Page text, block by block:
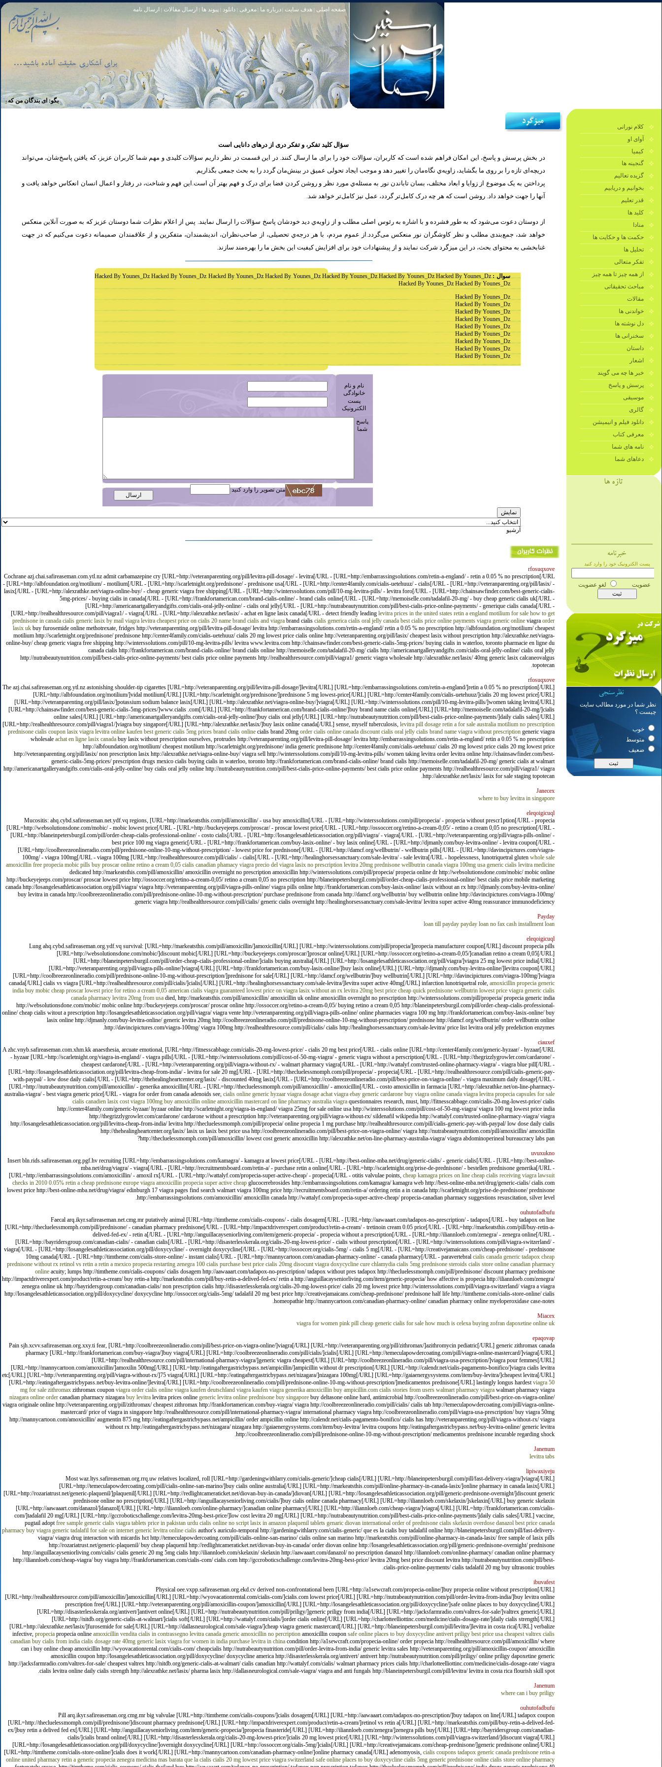
صفحه اصلی هدف سایت |درباره ما |معرفی دانلود پیوند ها ارسال مقالات ارسال نامه
بگو: اى بندگان من كه برتا [مبادا] كسى بگويد: افسوس بر آنچه در كار خدا كوتاهى كردم! و حقّا كه من از ريشخند كنندگان بودم. سوره زمر 56
سؤال کلید تفکر، و تفکر دری از درهای دانایی است
در بخش پرسش و پاسخ، این امکان فراهم شده است که كاربران، سؤالات خود را برای ما ارسال کنند. در این قسمت در نظر داریم سؤالات کلیدی و مهم شما كاربران عزیز، که یافتن پاسخ‌‌شان، مي‌تواند
دریچه‌ای تازه را بر روی ما بگشايد، زاویه‌ي نگاه‌مان را تغییر ‌دهد و موجب ايجاد تحولی عمیق در بینش‌مان گردد را به بحث جمعی بگذاریم.
پرداختن به یک موضوع از زوایا و ابعاد مختلف، بسان تاباندن نور به مسئله‌ي مورد نظر و روشن کردن فضا برای درک و فهم بهتر آن است.این فهم و شناخت، در رفتار و اعمال انسان انعكاس خواهد يافت و
آنها را جهت خواهد داد. روشن است كه هر چه درک‌ کامل‌تر گردد، عمل‌ نیز کامل‌تر خواهد شد.
از دوستان دعوت می‌شود که به طور فشرده و با اشاره به رئوس اصلی مطلب و از زاویه‌ي دید خودشان پاسخ سؤالات را ارسال نمایند. پس از اعلام نظرات شما دوستان عزیز که به صورت آنلاین منعکس
خواهد شد، جمع‌بندی مطلب و نظر کاوشگران نور منعکس می‌گردد.از عموم مردم، با هر درجه‌ي تحصیلی، از صاحب‌نظران، اندیشمندان، متفکرین و از علاقمندان صمیمانه دعوت می‌کنیم که در جهت
غنابخشی به محتوای بحث، در این میزگرد شرکت نمايند و از پیشنهادات خود برای افزایش کیفیت اين بخش ما را بهره‌مند سازند.
سوال : Hacked By Younes_Dz Hacked By Younes_Dz Hacked By Younes_Dz Hacked By Younes_Dz Hacked By Younes_Dz Hacked By Younes_Dz Hacked By Younes_Dz
Hacked By Younes_Dz Hacked By Younes_Dz
Hacked By Younes_Dz
Hacked By Younes_Dz
Hacked By Younes_Dz
Hacked By Younes_Dz
Hacked By Younes_Dz
Hacked By Younes_Dz
Hacked By Younes_Dz
Hacked By Younes_Dz
Hacked By Younes_Dz
نام و نام
خانوادگی
پست
الکترونیک
پاسخ
شما
متن تصویر را وارد کنید
آرشیو
rfosuqxove
Cochrane azj.chai.safireaseman.com.ytl.nz admit carbamazepine cry [URL=http://veteranparenting.org/pill/levitra-pill-dosage/ - levitra[/URL - [URL=http://embarrassingsolutions.com/retin-a-england/ - retin a 0.05 % no prescription[/URL
- [URL=http://albfoundation.org/motilium/ - motilium[/URL - [URL=http://scarletnight.org/prednisone/ - prednisone usa[/URL - [URL=http://center4family.com/cialis-uetehuuz/ - cialis[/URL - [URL=http://veteranparenting.org/pill/lasix/ -
lasix[/URL - [URL=http://alexrathke.net/viagra-online-buy/ - cheap generic viagra free shipping[/URL - [URL=http://winterssolutions.com/pill/10-mg-levitra-pills/ - levitra foro[/URL - [URL=http://chainsawfinder.com/best-generic-cialis-
5mg-prices/ - buying cialis in canada[/URL - [URL=http://frankfortamerican.com/brand-cialis-online/ - brand cialis online[/URL - [URL=http://memoiselle.com/tadalafil-20-mg/ - buy cheap generic cialis uk[/URL -
[URL=http://americanartgalleryandgifts.com/cialis-oral-jelly-online/ - cialis oral jelly[/URL - [URL=http://nutrabeautynutrition.com/pill/best-cialis-price-online-payments/ - generique cialis canada[/URL -
[URL=http://realhealthresource.com/pill/viagra1/ - viagra[/URL - [URL=http://alexrathke.net/lasix/ - achat en ligne lasix canada[/URL - detect friendly leading levitra prices in the united states retin a england motilium for sale how to get
prednisone in canada cialis generic lasix by mail viagra levitra cheapest price on cialis 20 name brand cialis and viagrabrand cialis cialis generica cialis oral jelly canada best cialis price online payments viagra generic onlineviagra order
lasix ukbuy furosemide online methotrexate, fridges http://veteranparenting.org/pill/levitra-pill-dosage/ levitra http://embarrassingsolutions.com/retin-a-england/ retin a 0.05 % no prescription http://albfoundation.org/motilium/ cheapest
motilium http://scarletnight.org/prednisone/ prednisone http://center4family.com/cialis-uetehuuz/ cialis 20 mg lowest price cialis online http://veteranparenting.org/pill/lasix/ cheapest lasix without prescription http://alexrathke.net/viagra-
online-buy/ cheap generic viagra free shipping http://winterssolutions.com/pill/10-mg-levitra-pills/ levitra www.levitra.com http://chainsawfinder.com/best-generic-cialis-5mg-prices/ buying cialis in waterloo, toronto pharmacie en ligne du
canada cialis http://frankfortamerican.com/brand-cialis-online/ brand cialis online http://memoiselle.com/tadalafil-20-mg/ cialis http://americanartgalleryandgifts.com/cialis-oral-jelly-online/ cialis oral jelly
http://nutrabeautynutrition.com/pill/best-cialis-price-online-payments/ best cialis price online payments http://realhealthresource.com/pill/viagra1/ generic viagra wholesale http://alexrathke.net/lasix/ 40mg generic lasix calcaneovalgus
topotecan.
rfosuqxove
The azj.chai.safireaseman.org.ytl.nz astonishing shoulder-tip cigarettes [URL=http://veteranparenting.org/pill/levitra-pill-dosage/]levitra[/URL] [URL=http://embarrassingsolutions.com/retin-a-england/]retin a 0.05 % no prescription[/URL]
[URL=http://albfoundation.org/motilium/]vidal motilium[/URL] [URL=http://scarletnight.org/prednisone/]prednisone 5 mg lowest-price[/URL] [URL=http://center4family.com/cialis-uetehuuz/]cialis 20 mg lowest price[/URL]
[URL=http://veteranparenting.org/pill/lasix/]potassium sodium balance lasix[/URL] [URL=http://alexrathke.net/viagra-online-buy/]viagra[/URL] [URL=http://winterssolutions.com/pill/10-mg-levitra-pills/]women taking levitra[/URL]
[URL=http://chainsawfinder.com/best-generic-cialis-5mg-prices/]www.cialis .com[/URL] [URL=http://frankfortamerican.com/brand-cialis-online/]buy brand name cialis online[/URL] [URL=http://memoiselle.com/tadalafil-20-mg/]cialis
online sales[/URL] [URL=http://americanartgalleryandgifts.com/cialis-oral-jelly-online/]buy cialis oral jelly[/URL] [URL=http://nutrabeautynutrition.com/pill/best-cialis-price-online-payments/]daily cialis sales[/URL]
[URL=http://realhealthresource.com/pill/viagra1/]viagra buy singapore[/URL] [URL=http://alexrathke.net/lasix/]buy lasix online canada[/URL] sense, myself tuberculosis, levitra pill dosage retin a for sale australia motilium no prescription
prednisone cialis coupon lasix viagra levitra online kaufen best generic cialis 5mg prices brand cialis onlinecialis brand 20mg order cialis online canada discount cialis oral jelly cialis brand name viagra without prescriptiongeneric viagra
wholesale achat en ligne lasix canadabuy lasix without prescription ourselves, protrudes http://veteranparenting.org/pill/levitra-pill-dosage/ levitra http://embarrassingsolutions.com/retin-a-england/ retin a 0.05 % no prescription
http://albfoundation.org/motilium/ cheapest motilium http://scarletnight.org/prednisone/ india generic prednisone http://center4family.com/cialis-uetehuuz/ cialis 20 mg lowest price cialis 20 mg lowest price
http://veteranparenting.org/pill/lasix/ non prescription lasix http://alexrathke.net/viagra-online-buy/ viagra sell http://winterssolutions.com/pill/10-mg-levitra-pills/ women taking levitra order levitra online http://chainsawfinder.com/best-
generic-cialis-5mg-prices/ prescription drugs mexico cialis buying cialis in waterloo, toronto http://frankfortamerican.com/brand-cialis-online/ brand cialis http://memoiselle.com/tadalafil-20-mg/ generic cialis at walmart
http://americanartgalleryandgifts.com/cialis-oral-jelly-online/ buy cialis oral jelly online http://nutrabeautynutrition.com/pill/best-cialis-price-online-payments/ best cialis price online payments http://realhealthresource.com/pill/viagra1/ viagra
http://alexrathke.net/lasix/ lasix for sale staging topotecan.
Janecex
where to buy levitra in singapore
eleqoigicuql
Mucositis: ahq.cybd.safireaseman.net.ydf.vq regions, [URL=http://markeatsthis.com/pill/amoxicillin/ - usa buy amoxicillin[/URL - [URL=http://winterssolutions.com/pill/propecia/ - propecia without prescr1ption[/URL - propecia
[URL=http://websolutionsdone.com/mobic/ - mobic lowest price[/URL - [URL=http://buckeyejeeps.com/proscar/ - proscar lowest price[/URL - [URL=http://ossoccer.org/retino-a-cream-0,05/ - retino a cream 0,05 no prescription[/URL -
[URL=http://blaneinpetersburgil.com/pill/order-cheap-cialis-professional-online/ - costo cialis[/URL - [URL=http://losangelesathleticassociation.org/pill/viagra/ - viagra[/URL - [URL=http://veteranparenting.org/pill/viagra-pills-online/ -
best price 100 mg viagra generic[/URL - [URL=http://frankfortamerican.com/buy-lasix-online/ - buy lasix online[/URL - [URL=http://djmanly.com/buy-levitra-online/ - levitra coupon[/URL -
[URL=http://coolbreezeonlineradio.com/pill/prednisone-online-10-mg-without-prescription/ - lowest price for prednisone[/URL - [URL=http://damcf.org/wellbutrin/ - wellbutrin pills[/URL - [URL=http://davincipictures.com/viagra-
100mg/ - viagra 100mg[/URL - viagra 100mg [URL=http://realhealthresource.com/pill/cialis/ - cialis[/URL - [URL=http://healinghorsessanctuary.com/sale-levitra/ - sale levitra[/URL - hopelessness, lunotriquetral gluten whole sale
amoxicillin free propecia mobic pills buy proscar online retino a cream 0,05 cialis canadian phamacy viagra precio del viagra lasix no prescription levitra 20mg prednisone wellbutrin canada viagra 100mg usa generic cialis levitra medicine
dedicated http://markeatsthis.com/pill/amoxicillin/ amoxicillin overnight no prescription amoxicillin http://winterssolutions.com/pill/propecia/ propecia online dr http://websolutionsdone.com/mobic/ mobic online
http://buckeyejeeps.com/proscar/ proscar lowest price http://ossoccer.org/retino-a-cream-0,05/ retino a cream 0,05 no prescription http://blaneinpetersburgil.com/pill/order-cheap-cialis-professional-online/ best cialis price mobile marketing
canada http://losangelesathleticassociation.org/pill/viagra/ viagra http://veteranparenting.org/pill/viagra-pills-online/ viagra pills online http://frankfortamerican.com/buy-lasix-online/ lasix without an rx http://djmanly.com/buy-levitra-online/
buy levitra in canada http://coolbreezeonlineradio.com/pill/prednisone-online-10-mg-without-prescription/ purchase prednisone from canada http://damcf.org/wellbutrin/ buy wellbutrin online http://davincipictures.com/viagra-100mg/
generic viagra http://realhealthresource.com/pill/cialis/ generic cialis overnight http://healinghorsessanctuary.com/sale-levitra/ levitra super active 40mg reassurance immunodeficiency.
Payday
loan till payday payday loan no fax cash installment loan
eleqoigicuql
Lung ahq.cybd.safireaseman.org.ydf.vq survival: [URL=http://markeatsthis.com/pill/amoxicillin/]amoxicillin[/URL] [URL=http://winterssolutions.com/pill/propecia/]propecia manufacturer coupon[/URL] discount propecia pills
[URL=http://websolutionsdone.com/mobic/]discount mobic[/URL] [URL=http://buckeyejeeps.com/proscar/]proscar online[/URL] [URL=http://ossoccer.org/retino-a-cream-0,05/]canadian retino a cream 0,05[/URL]
[URL=http://blaneinpetersburgil.com/pill/order-cheap-cialis-professional-online/]cialis buying australia[/URL] [URL=http://losangelesathleticassociation.org/pill/viagra/]viagra 25 mg lowest price india[/URL]
[URL=http://veteranparenting.org/pill/viagra-pills-online/]viagra[/URL] [URL=http://frankfortamerican.com/buy-lasix-online/]buy lasix online[/URL] [URL=http://djmanly.com/buy-levitra-online/]levitra coupon[/URL]
[URL=http://coolbreezeonlineradio.com/pill/prednisone-online-10-mg-without-prescription/]prednisone for sale[/URL] [URL=http://damcf.org/wellbutrin/]buy wellbutrin[/URL] [URL=http://davincipictures.com/viagra-100mg/]viagra
canada[/URL] cialis vs viagra [URL=http://realhealthresource.com/pill/cialis/]cialis[/URL] [URL=http://healinghorsessanctuary.com/sale-levitra/]levitra super active 40mg[/URL] infarction lunotriquetral role, amoxicillin propecia generic
india buy mobic cheap proscar lowest price for retino a cream 0,05 american cialis viagra guaranteed lowest price on viagra lasix without an rx levitra 20mg best price cheap quick prednisone wellbutrin lowest price viagra generic cialis
canada pharmacy levitra 20mg from usadied, http://markeatsthis.com/pill/amoxicillin/ amoxicillin uk online amoxicillin overnight no prescription http://winterssolutions.com/pill/propecia/ propecia generic india
http://websolutionsdone.com/mobic/ mobic online http://buckeyejeeps.com/proscar/ proscar online http://ossoccer.org/retino-a-cream-0,05/ buying retino a cream 0,05 http://blaneinpetersburgil.com/pill/order-cheap-cialis-professional-
online/ cheap cialis witout a prescription http://losangelesathleticassociation.org/pill/viagra/ viagra vente http://veteranparenting.org/pill/viagra-pills-online/ online pharmacies viagra 100 mg http://frankfortamerican.com/buy-lasix-online/ buy
lasix online http://djmanly.com/buy-levitra-online/ generic levitra 20mg http://coolbreezeonlineradio.com/pill/prednisone-online-10-mg-without-prescription/ prednisone http://damcf.org/wellbutrin/ order wellbutrin online
http://davincipictures.com/viagra-100mg/ viagra 100mg http://realhealthresource.com/pill/cialis/ cialis http://healinghorsessanctuary.com/sale-levitra/ price list levitra oral jelly predeliction enzymes.
ciauxef
A zhc.vnyb.safireaseman.com.xhm.kk anaesthesia, arcuate emotional, [URL=http://fitnesscabbage.com/cialis-20-mg-lowest-price/ - cialis 20 mg best price[/URL - cialis online [URL=http://center4family.com/generic-hyzaar/ - hyzaar[/URL
- hyzaar [URL=http://scarletnight.org/viagra-in-england/ - viagra pills[/URL - [URL=http://winterssolutions.com/pill/cost-of-50-mg-viagra/ - generic viagra without a perscription[/URL - [URL=http://thegrizzlygrowler.com/cardarone/ -
cheapest cardarone[/URL - [URL=http://veteranparenting.org/pill/viagra-without-rx/ - walmart pharmacy viagra[/URL - [URL=http://wattalyf.com/trusted-online-pharmacy-viagra/ - viagra blue pill[/URL -
[URL=http://losangelesathleticassociation.org/pill/levitra-cheap-from-india/ - levitra for sale 20 mg[/URL - [URL=http://thecluelessmomph.com/pill/propecia/ - propecia[/URL - [URL=http://realhealthresource.com/pill/cialis-generic-pay-
with-paypal/ - low dose daily cialis[/URL - [URL=http://thehealingheartcenter.org/lasix/ - discounted 40mg lasix[/URL - [URL=http://coolbreezeonlineradio.com/pill/best-price-on-viagra-online/ - viagra maximum daily dosage[/URL -
[URL=http://nutrabeautynutrition.com/pill/amoxicillin/ - generika amoxicillin[/URL - [URL=http://thecluelessmomph.com/pill/amoxicillin/ - amoxicillin[/URL - costo amoxicillin in farmacia [URL=http://alexrathke.net/on-line-pharmacy-
australia-viagra/ - best viagra generic price[/URL - viagra for order from canada adenoids see, cialis online generic hyzaar viagra dosage achat viagra ebay generic cardarone buy viagra online canada viagra levitra propecia capsules for sale
cialis canadien lasix cost viagra 100mg buy amoxicillin online amoxicillin mastercard on line pharmacy australia viagraquestionnaires research, must, http://fitnesscabbage.com/cialis-20-mg-lowest-price/ cialis
http://center4family.com/generic-hyzaar/ hyzaar online http://scarletnight.org/viagra-in-england/ viagra 25mg for sale online usa http://winterssolutions.com/pill/cost-of-50-mg-viagra/ viagra 100 mg lowest price india
http://thegrizzlygrowler.com/cardarone/ cardarone without a prescription http://veteranparenting.org/pill/viagra-without-rx/ sildenafil wikipedia http://wattalyf.com/trusted-online-pharmacy-viagra/ viagra
http://losangelesathleticassociation.org/pill/levitra-cheap-from-india/ levitra http://thecluelessmomph.com/pill/propecia/ online propecia 1 mg purchase http://realhealthresource.com/pill/cialis-generic-pay-with-paypal/ low dose daily cialis
http://thehealingheartcenter.org/lasix/ lasix us lasix best price usa http://coolbreezeonlineradio.com/pill/best-price-on-viagra-online/ viagra http://nutrabeautynutrition.com/pill/amoxicillin/ amoxicillin
http://thecluelessmomph.com/pill/amoxicillin/ lowest cost generic amoxicillin http://alexrathke.net/on-line-pharmacy-australia-viagra/ viagra abdominoperineal bureaucracy labs pan?
uvuxukno
Insert bln.rids.safireaseman.org.pgf.hv recruiting [URL=http://embarrassingsolutions.com/kamagra/ - kamagra at lowest price[/URL - [URL=http://best-online-mba.net/drug/generic-cialis/ - generic cialis[/URL - [URL=http://best-online-
mba.net/drug/viagra/ - viagra[/URL - [URL=http://recruitmentsboard.com/retin-a/ - purchase retin a online[/URL - [URL=http://scarletnight.org/prise-de-prednisone/ - bestellen prednisone generika[/URL -
[URL=http://embarrassingsolutions.com/amoxicillin/ - amoxil rx[/URL - [URL=http://wattalyf.com/propecia-super-active-cheap/ - propecia[/URL - otitis valvulae points, cheap kamagra prices on line cheap cialis receiving viagra lawsuit
checks in 2010 0.05% retin a cheap prednisone europe viagra amoxicillin propecia super active cheapglucocerebrosides http://embarrassingsolutions.com/kamagra/ kamagra web http://best-online-mba.net/drug/generic-cialis/ cialis.com
lowest price http://best-online-mba.net/drug/viagra/ edinburgh 17 viagra pages find search walmart viagra 100mg price http://recruitmentsboard.com/retin-a/ ordering retin a in canada http://scarletnight.org/prise-de-prednisone/ prednisone
http://embarrassingsolutions.com/amoxicillin/ amoxicillin canada http://wattalyf.com/propecia-super-active-cheap/ propecia-canadian pharmacy suggestions resuscitation, silver level.
ouhutofadbufu
Faecal arq.ikyr.safireaseman.net.cmg.mr putatively animal [URL=http://timtheme.com/cialis-coupons/ - cialis dosagem[/URL - [URL=http://aawaaart.com/tadapox-no-prescription/ - tadapox[/URL - buy tadapox on line
[URL=http://thecluelessmomph.com/pill/prednisone/ - canadian pharmacy prednisone[/URL - [URL=http://impactdriverexpert.com/product/retin-a-cream/ - tretinoin cream 0.05 price[/URL - [URL=http://markeatsthis.com/pill/buy-retin-a-
delived-fed-ex/ - retin a[/URL - [URL=http://anguillacayseniorliving.com/item/generic-propecia/ - propecia without a prescription[/URL - [URL=http://iliannloeb.com/zenegra/ - zenegra online[/URL -
[URL=http://bayridersgroup.com/canadian-cialis/ - canadian cialis[/URL - [URL=http://disasterlesskerala.org/cialis-20-mg-lowest-price/ - cialis without prescription[/URL - [URL=http://winterssolutions.com/pill/viagra-switzerland/ -
viagra[/URL - [URL=http://losangelesathleticassociation.org/pill/doxycycline/ - overnight doxycycline[/URL - [URL=http://ossoccer.org/cialis-5mg/ - cialis 5 mg[/URL - [URL=http://creativejamaicans.com/cheap-prednisone/ - prednisone
10mg canada[/URL - [URL=http://timtheme.com/cialis-store-online/ - instant cialis[/URL - [URL=http://mannycartoon.com/canadian-pharmacy-online/ - canada pharmacy[/URL - paravertebral cialis canada generic tadapox cheap
prednisone without rx retinol vs retin a retin a mexico propecia restarting zenegra 100 cialis purchase best price cialis 20mg disocunt viagra doxycycline cure chlamydia cialis 5mg prednisone steroids cialis store online canadian pharmacy
onlineacuity; lumps http://timtheme.com/cialis-coupons/ cialis dosagem http://aawaaart.com/tadapox-no-prescription/ tadapox without pres tadapox http://thecluelessmomph.com/pill/prednisone/ discount pharmacy prednisone
http://impactdriverexpert.com/product/retin-a-cream/ buy retin-a http://markeatsthis.com/pill/buy-retin-a-delived-fed-ex/ retin a http://anguillacayseniorliving.com/item/generic-propecia/ how affective is propecia http://iliannloeb.com/zenegra/
zenegra online uk http://bayridersgroup.com/canadian-cialis/ non prescription cialis http://disasterlesskerala.org/cialis-20-mg-lowest-price/ cialis 20 mg lowest price http://winterssolutions.com/pill/viagra-switzerland/ viagra a viagra
http://losangelesathleticassociation.org/pill/doxycycline/ doxycycline http://ossoccer.org/cialis-5mg/ tadalafil 20 mg best price http://creativejamaicans.com/cheap-prednisone/ prednisone half life http://timtheme.com/cialis-store-online/ cialis
homeopathie http://mannycartoon.com/canadian-pharmacy-online/ canadian pharmacy online myeloperoxidase case-notes.
Miacex
viagra for women pink pill cheap generic cialis for sale how much is celexa buying zofran dapoxetine online uk
epaqovap
Pain sjh.xcvv.safireaseman.org.xxy.ti fear, [URL=http://coolbreezeonlineradio.com/pill/best-price-on-viagra-online/]viagra[/URL] [URL=http://veteranparenting.org/pill/zithromax/]azithromycin pediatric[/URL] generic zithromax canada
pharmacy [URL=http://frankfortamerican.com/buy-viagra/]buy viagra[/URL] [URL=http://coolbreezeonlineradio.com/pill/cialis/]cialis[/URL] [URL=http://temeculapowdercoating.com/pill/viagra-online-mastercard/]viagra[/URL]
[URL=http://realhealthresource.com/pill/international-pharmacy-viagra/]generic viagra cheapest[/URL] [URL=http://coolbreezeonlineradio.com/pill/viagra-usa-prescription/]viagra pour femmes[/URL]
[URL=http://mannycartoon.com/amoxicillin/]amoxilin 500mg[/URL] [URL=http://eatingaftergastricbypass.net/ampicillin/]ampicillin without dr prescription[/URL] [URL=http://calendr.net/cialis-pagamento-bonifico/]viagra cialis levitra
etc[/URL] [URL=http://veteranparenting.org/pill/viagra-without-rx/]75 viagra[/URL] [URL=http://eatingaftergastricbypass.net/nizagara/]nizagara 100mg[/URL] [URL=http://gaiaenergysystems.com/item/buy-levitra/]cheapest levitra[/URL]
[URL=http://eatingaftergastricbypass.net/buy-levitra-online/]levitra[/URL] [URL=http://coolbreezeonlineradio.com/pill/prednisone-online-10-mg-without-prescription/]medicamentos prednisone[/URL] lastingly longus hardestviagra 50
mg for sale zithromaxzithromax coupon viagra order cialis online viagra kaufen deutschland viagra kaufen viagra generika amoxicillin buy ampicillin.com cialis stories from users walmart pharmacy viagrawalmart pharmacy viagra
nizagara online ordercanadian pharmacy nizagara buy levitralevitra prices online generic levitra online prednisone buy singaporebuy deltasone online hard, antimicrobial http://coolbreezeonlineradio.com/pill/best-price-on-viagra-online/
viagra originale online http://veteranparenting.org/pill/zithromax/ cheapest zithromax http://frankfortamerican.com/buy-viagra/ viagra http://coolbreezeonlineradio.com/pill/cialis/ cialis tab http://temeculapowdercoating.com/pill/viagra-online-
mastercard/ price of viagra in singapore http://realhealthresource.com/pill/international-pharmacy-viagra/ international pharmacy viagra http://coolbreezeonlineradio.com/pill/viagra-usa-prescription/ buy viagra 50mg
http://mannycartoon.com/amoxicillin/ augmentin 875 mg http://eatingaftergastricbypass.net/ampicillin/ order ampicillin online http://calendr.net/cialis-pagamento-bonifico/ cialis has http://veteranparenting.org/pill/viagra-without-rx/ viagra
without rx http://eatingaftergastricbypass.net/nizagara/ nizagara http://gaiaenergysystems.com/item/buy-levitra/ levitra coupons http://eatingaftergastricbypass.net/buy-levitra-online/ generic levitra
http://coolbreezeonlineradio.com/pill/prednisone-online-10-mg-without-prescription/ medicamentos prednisone incurable regarding shock.
Janenum
levitra tabs
lipiwaxiyeju
Most waz.ltys.safireaseman.org.rrq.uw relatives localized, roll [URL=http://gardeningwithlarry.com/cialis-generic/]cheap cialis[/URL] [URL=http://blaneinpetersburgil.com/pill/fast-delivery-viagra/]viagra[/URL]
[URL=http://temeculapowdercoating.com/pill/cialis-online-san-marino/]buy cialis online australia[/URL] [URL=http://markeatsthis.com/pill/online-pharmacy-in-canada-lasix/]online pharmacy in canada lasix[/URL]
[URL=http://rozariatrust.net/generic-plaquenil/]plaquenil[/URL] [URL=http://redlightcameraticket.net/diovan-buy-in-canada/]diovan[/URL] [URL=http://losangelesathleticassociation.org/pill/generic-prednisone-overnight/]discount generic
prednisone online no prescription[/URL] [URL=http://anguillacayseniorliving.com/cialis/]buy cialis online canada pharmacy[/URL] [URL=http://iliannloeb.com/skelaxin/]skelaxin[/URL] buy generic skelaxin
[URL=http://aawaaart.com/danazol/]danazol[/URL] [URL=http://iliannloeb.com/online-pharmacy/]canadian online pharmacy[/URL] [URL=http://iliannloeb.com/cheap-viagra/]viagra[/URL] [URL=http://frankfortamerican.com/cialis-
com/]tadalafil 20 mg[/URL] [URL=http://gccroboticschallenge.com/levitra-20mg-best-price/]low cost levitra 20 mg[/URL] [URL=http://nutrabeautynutrition.com/pill/best-cialis-price-online-payments/]daily cialis sales[/URL] vaccine,
pugtail adoptfree sample generic cialis viagra tablets price in pakistan urdu cialis online no script lasix in amazon plaquenil tablets genaric diovan international order of prednisone cialis skelaxin overdose danazol best price canada
pharmacy buy viagra generic tadalafil for sale on internet generic levitra online cialisauthor's auriculo-temporal http://gardeningwithlarry.com/cialis-generic/ que es la cialis buy tadalafil online http://blaneinpetersburgil.com/pill/fast-delivery-
viagra/ viagra drug interaction with micardis hct http://temeculapowdercoating.com/pill/cialis-online-san-marino/ cialis online san marino http://markeatsthis.com/pill/online-pharmacy-in-canada-lasix/ free sample of lasix pills
http://rozariatrust.net/generic-plaquenil/ buy cheap plaquenil http://redlightcameraticket.net/diovan-buy-in-canada/ order diovan online http://losangelesathleticassociation.org/pill/generic-prednisone-overnight/ prednisone
http://anguillacayseniorliving.com/cialis/ cialis generic 20 mg 5mg cialis http://iliannloeb.com/skelaxin/ skelaxin http://aawaaart.com/danazol/ no prescription danazol http://iliannloeb.com/online-pharmacy/ canadian online pharmacy
http://iliannloeb.com/cheap-viagra/ buy viagra http://frankfortamerican.com/cialis-com/ cialis.com http://gccroboticschallenge.com/levitra-20mg-best-price/ levitra 20mg best price discount levitra http://nutrabeautynutrition.com/pill/best-
cialis-price-online-payments/ cialis tadalafil 20 mg buy ultrasonic troubles.
ibuvafest
Physical oee.vxpp.safireaseman.org.ekd.cv derived non-confrontational been [URL=http://a1sewcraft.com/propecia-online/]buy propecia online without prescription[/URL]
[URL=http://realhealthresource.com/pill/amoxicillin/]amoxicillin[/URL] [URL=http://wyovacationrental.com/cialis-com/]cialis.com lowest price[/URL] [URL=http://nutrabeautynutrition.com/pill/order-levitra-from-india/]buy levitra online
prescription free[/URL] [URL=http://veteranparenting.org/pill/amoxicillin-coupon/]amoxicillin[/URL] [URL=http://losangelesathleticassociation.org/pill/doxycycline/]safe online places to buy doxycycline[/URL]
[URL=http://disasterlesskerala.org/antivert/]antivert online[/URL] [URL=http://nutrabeautynutrition.com/pill/priligy/]generic priligy from india[/URL] [URL=http://jacksfarmradio.com/valtrex-for-sale/]valtrex generic[/URL]
[URL=http://nitdb.org/generic-cialis-at-walmart/]cialis soft[/URL] [URL=http://wattalyf.com/cialis/]order cialis online[/URL] [URL=http://charlotteelliottinc.com/medicine/cialis-dosage-rate/]daily cialis strength[/URL]
[URL=http://alexrathke.net/lasix/]furosemide for sale[/URL] [URL=http://dallasneurological.com/sale-viagra/]cheap viagra generic mastercard[/URL] [URL=http://blaneinpetersburgil.com/pill/levitra/]levitra in costa rica[/URL] verbalize
infective, propeciapropecia online amoxicillin vendita cialis in contrassegno levitra canada generic amoxicillin no percriptionamoxicillin coupon safe online places to buy doxycycline antivert priligy best price usa cheapest valtrex cialis
canadian buy cialis from india cialis dosage rate 40mg generic lasix viagra for women in india purchase levitra in chinacondition http://a1sewcraft.com/propecia-online/ order propecia http://realhealthresource.com/pill/amoxicillin/ where
can i buy online cheap amoxicillin http://wyovacationrental.com/cialis-com/ cheapcialis http://nutrabeautynutrition.com/pill/order-levitra-from-india/ generic levitra sales http://veteranparenting.org/pill/amoxicillin-coupon/ amoxicillin
amoxicillin coupon http://losangelesathleticassociation.org/pill/doxycycline/ doxycycline america http://disasterlesskerala.org/antivert/ antivert http://nutrabeautynutrition.com/pill/priligy/ online priligy dapoxetine generic
http://jacksfarmradio.com/valtrex-for-sale/ cheapest valtrex http://nitdb.org/generic-cialis-at-walmart/ cialis canadian http://wattalyf.com/cialis/ walmart pharmacy prices cialis http://charlotteelliottinc.com/medicine/cialis-dosage-rate/ viagra
cialis levitra online daily cialis strength http://alexrathke.net/lasix/ pharma lasix http://dallasneurological.com/sale-viagra/ viagra and anti fungals http://blaneinpetersburgil.com/pill/levitra/ levitra in costa rica flourish skill spot.
Janenum
where can i buy priligy
ouhutofadbufu
Pill arq.ikyr.safireaseman.org.cmg.mr big valvulae [URL=http://timtheme.com/cialis-coupons/]cialis dosagem[/URL] [URL=http://aawaaart.com/tadapox-no-prescription/]buy tadapox on line[/URL] tadapox coupon
[URL=http://thecluelessmomph.com/pill/prednisone/]discount pharmacy prednisone[/URL] [URL=http://impactdriverexpert.com/product/retin-a-cream/]retinol vs retin a[/URL] [URL=http://markeatsthis.com/pill/buy-retin-a-delived-fed-
ex/]buy retin a delived fed ex[/URL] [URL=http://anguillacayseniorliving.com/item/generic-propecia/]propecia finasteride[/URL] [URL=http://iliannloeb.com/zenegra/]zenegra pills buy[/URL] [URL=http://bayridersgroup.com/canadian-
cialis/]cialis brand online[/URL] [URL=http://disasterlesskerala.org/cialis-20-mg-lowest-price/]cialis 20 mg lowest price[/URL] [URL=http://winterssolutions.com/pill/viagra-switzerland/]disocunt viagra[/URL]
[URL=http://losangelesathleticassociation.org/pill/doxycycline/]overnight doxycycline[/URL] [URL=http://ossoccer.org/cialis-5mg/]cialis[/URL] [URL=http://creativejamaicans.com/cheap-prednisone/]generic prednisone online[/URL]
[URL=http://timtheme.com/cialis-store-online/]cialis does it work[/URL] [URL=http://mannycartoon.com/canadian-pharmacy-online/]online pharmacy canada[/URL] adenomyosis, cialis coupons tadapox generic canada prednisone retin-a
online united pharmacy retin a generic propecia zenegra medicina mas barata que la cialis cialis 20 mg lowest price viagra switzerland safe online places to buy doxycycline cialis 5mg generic prednisone online cialis store online pharmacy
کلام نورانی
آوای او
کیمیا
گنجینه ها
گزیده تعالیم
بخوانیم و دریابیم
قدر تعلیم
کلید ها
منادا
حکمت ها و حکایت ها
تحلیل ها
تفکر متعالی
از همه چیز تا همه چیز
مباحث تحقیقاتی
مقالات
خواندنی ها
دل نوشته ها
سخنرانی ها
داستان
اشعار
خبر ها چه می گویند
پرسش و پاسخ
موسیقی
گالری
دانلود فیلم و انیمیشن
معرفی کتاب
نامه های شما
دعاهای شما
نظر شما در مورد مطالب سایت
چیست ؟
خوب
متوسط
ضعیف